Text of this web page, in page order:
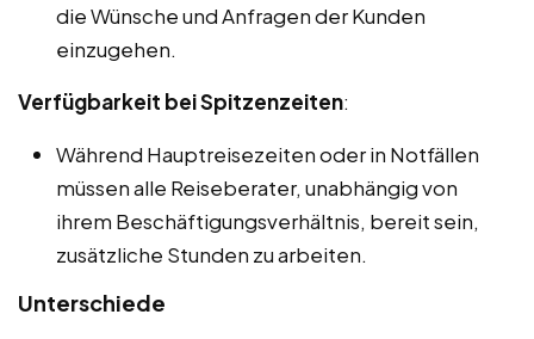
die Wünsche und Anfragen der Kunden
einzugehen.
Verfügbarkeit bei Spitzenzeiten:
Während Hauptreisezeiten oder in Notfällen
müssen alle Reiseberater, unabhängig von
ihrem Beschäftigungsverhältnis, bereit sein,
zusätzliche Stunden zu arbeiten.
Unterschiede